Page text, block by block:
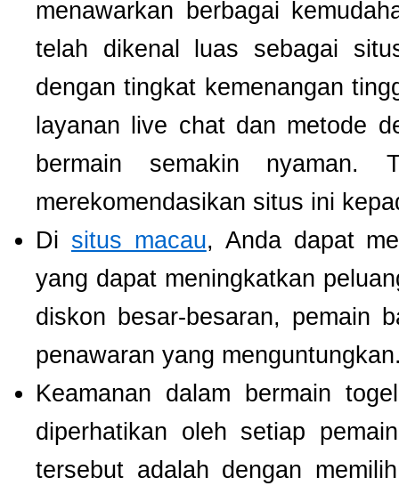
menawarkan berbagai
telah dikenal luas sebagai
dengan tingkat kemenangan
layanan live chat dan metode
bermain semakin
merekomendasikan situs ini
Di situs macau, Anda dapat
yang dapat meningkatkan
diskon besar-besaran, pemain
penawaran yang
Keamanan dalam bermain
diperhatikan oleh setiap
tersebut adalah dengan